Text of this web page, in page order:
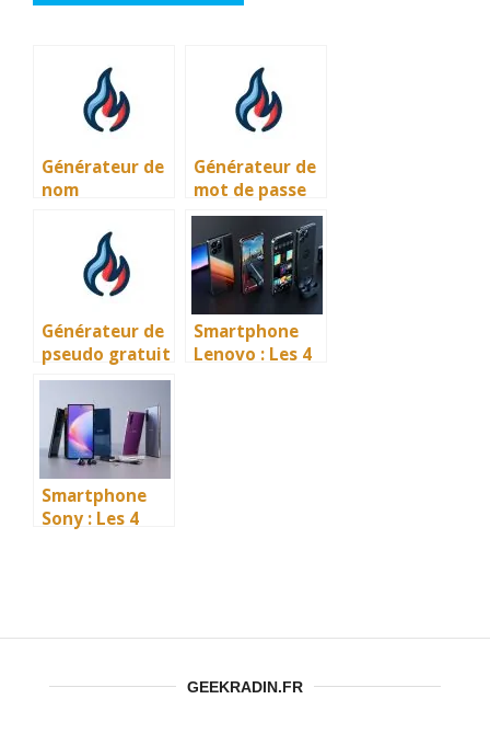
Générateur de
nom
gratuit
Générateur de
mot de passe
gratuit
Générateur de
pseudo gratuit
Smartphone
Lenovo : Les 4
Smartphone
Sony : Les 4
GEEKRADIN.FR